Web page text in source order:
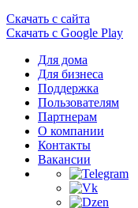
Скачать с сайта
Скачать с Google Play
Для дома
Для бизнеса
Поддержка
Пользователям
Партнерам
О компании
Контакты
Вакансии